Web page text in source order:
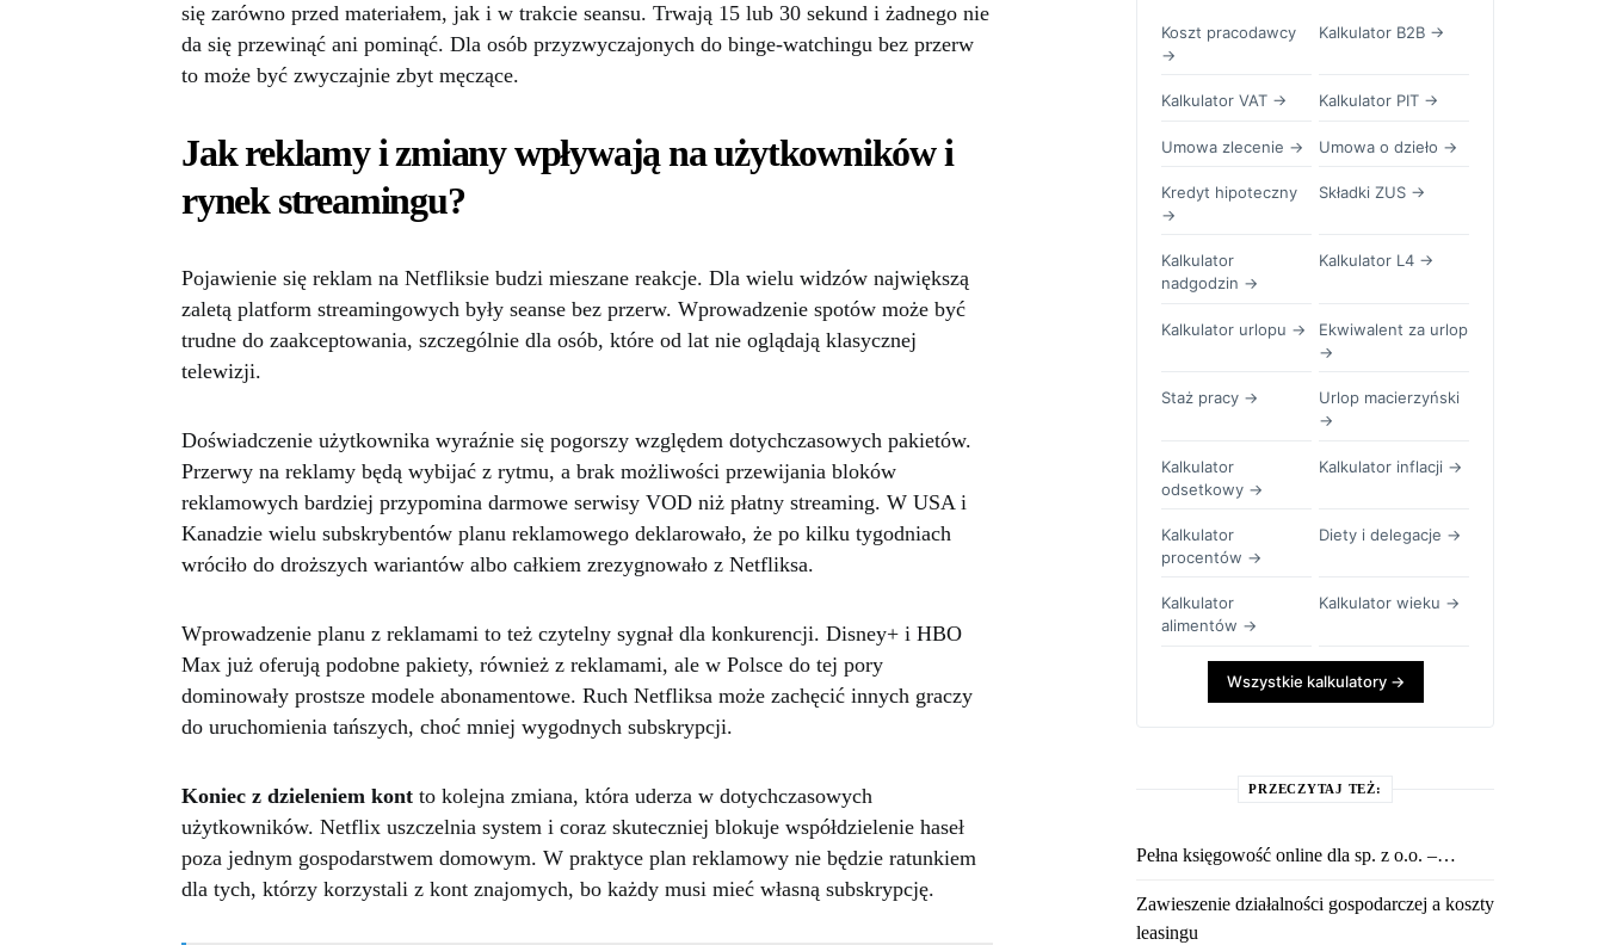
się zarówno przed materiałem, jak i w trakcie seansu. Trwają 15 lub 30 sekund i żadnego nie
da się przewinąć ani pominąć. Dla osób przyzwyczajonych do binge-watchingu bez przerw
to może być zwyczajnie zbyt męczące.
Jak reklamy i zmiany wpływają na użytkowników i
rynek streamingu?
Pojawienie się reklam na Netfliksie budzi mieszane reakcje. Dla wielu widzów największą
zaletą platform streamingowych były seanse bez przerw. Wprowadzenie spotów może być
trudne do zaakceptowania, szczególnie dla osób, które od lat nie oglądają klasycznej
telewizji.
Doświadczenie użytkownika wyraźnie się pogorszy względem dotychczasowych pakietów.
Przerwy na reklamy będą wybijać z rytmu, a brak możliwości przewijania bloków
reklamowych bardziej przypomina darmowe serwisy VOD niż płatny streaming. W USA i
Kanadzie wielu subskrybentów planu reklamowego deklarowało, że po kilku tygodniach
wróciło do droższych wariantów albo całkiem zrezygnowało z Netfliksa.
Wprowadzenie planu z reklamami to też czytelny sygnał dla konkurencji. Disney+ i HBO
Max już oferują podobne pakiety, również z reklamami, ale w Polsce do tej pory
dominowały prostsze modele abonamentowe. Ruch Netfliksa może zachęcić innych graczy
do uruchomienia tańszych, choć mniej wygodnych subskrypcji.
Koniec z dzieleniem kont to kolejna zmiana, która uderza w dotychczasowych
użytkowników. Netflix uszczelnia system i coraz skuteczniej blokuje współdzielenie haseł
poza jednym gospodarstwem domowym. W praktyce plan reklamowy nie będzie ratunkiem
dla tych, którzy korzystali z kont znajomych, bo każdy musi mieć własną subskrypcję.
Koszt pracodawcy
→
Kalkulator B2B →
Kalkulator VAT → Kalkulator PIT →
Umowa zlecenie → Umowa o dzieło →
Kredyt hipoteczny
→
Składki ZUS →
Kalkulator
nadgodzin →
Kalkulator L4 →
Kalkulator urlopu →
Ekwiwalent za urlop
→
Staż pracy →
Urlop macierzyński
→
Kalkulator
odsetkowy →
Kalkulator inflacji →
Kalkulator
procentów →
Diety i delegacje →
Kalkulator
alimentów →
Kalkulator wieku →
Wszystkie kalkulatory →
PRZECZYTAJ TEŻ:
Pełna księgowość online dla sp. z o.o. –…
Zawieszenie działalności gospodarczej a koszty
leasingu